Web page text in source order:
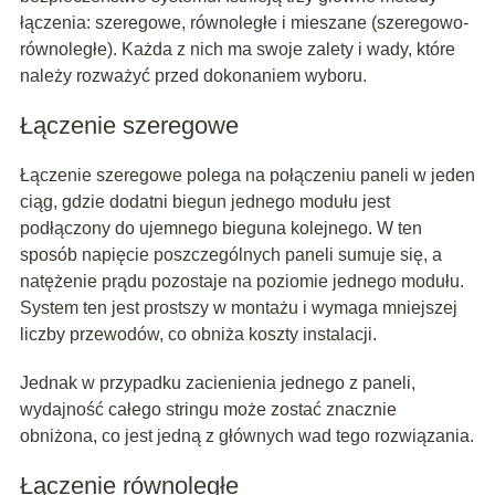
łączenia: szeregowe, równoległe i mieszane (szeregowo-
równoległe). Każda z nich ma swoje zalety i wady, które
należy rozważyć przed dokonaniem wyboru.
Łączenie szeregowe
Łączenie szeregowe polega na połączeniu paneli w jeden
ciąg, gdzie dodatni biegun jednego modułu jest
podłączony do ujemnego bieguna kolejnego. W ten
sposób napięcie poszczególnych paneli sumuje się, a
natężenie prądu pozostaje na poziomie jednego modułu.
System ten jest prostszy w montażu i wymaga mniejszej
liczby przewodów, co obniża koszty instalacji.
Jednak w przypadku zacienienia jednego z paneli,
wydajność całego stringu może zostać znacznie
obniżona, co jest jedną z głównych wad tego rozwiązania.
Łączenie równoległe